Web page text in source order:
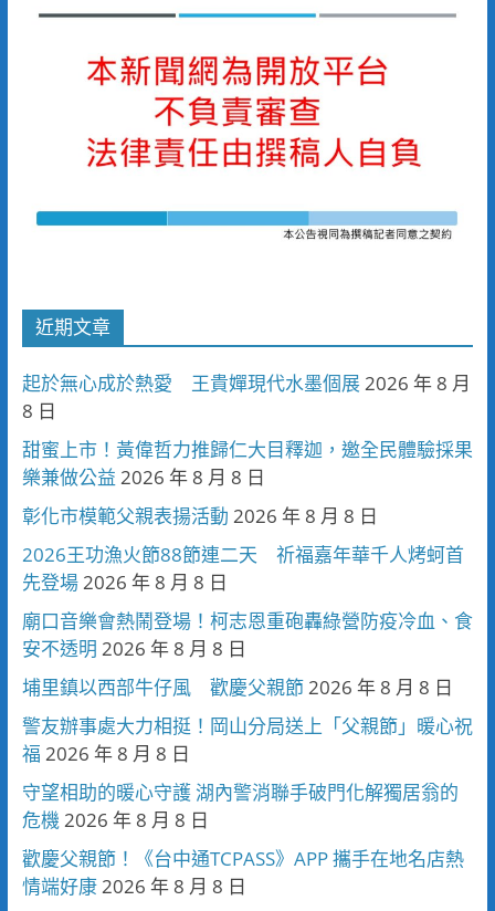
近期文章
起於無心成於熱愛 王貴嬋現代水墨個展2026 年 8 月
8 日
甜蜜上市！黃偉哲力推歸仁大目釋迦，邀全民體驗採果
樂兼做公益 2026 年 8 月 8 日
彰化市模範父親表揚活動 2026 年 8 月 8 日
2026王功漁火節88節連二天 祈福嘉年華千人烤蚵首
先登場2026 年 8 月 8 日
廟口音樂會熱鬧登場！柯志恩重砲轟綠營防疫冷血、食
安不透明 2026 年 8 月 8 日
埔里鎮以西部牛仔風 歡慶父親節2026 年 8 月 8 日
警友辦事處大力相挺！岡山分局送上「父親節」暖心祝
福 2026 年 8 月 8 日
守望相助的暖心守護 湖內警消聯手破門化解獨居翁的
危機2026 年 8 月 8 日
歡慶父親節！《台中通TCPASS》APP 攜手在地名店熱
情端好康2026 年 8 月 8 日